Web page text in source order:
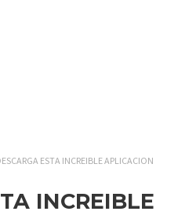
ESTA INCREIBLE APLICACION
INCREIBLE